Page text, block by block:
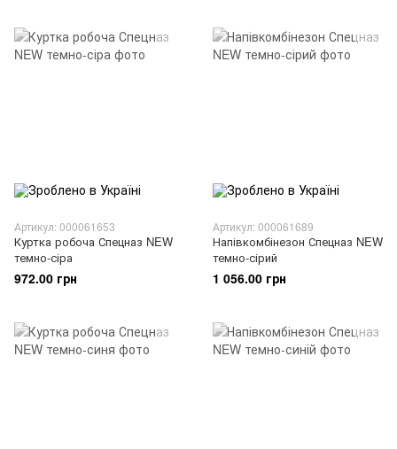
Артикул: 000061653
Куртка робоча Спецназ NEW
темно-сіра
972.00 грн
Артикул: 000061689
Напівкомбінезон Спецназ NEW
темно-сірий
1 056.00 грн